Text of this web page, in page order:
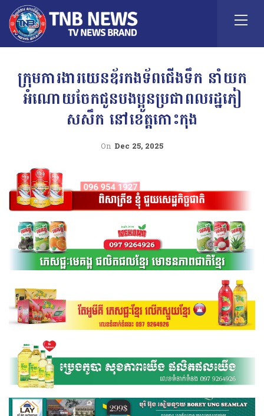
ក្រុមការងារយេនឌ័រកងទ័ពជើងទឹក នាំយក
អំណោយចែកជូនបងប្អូនប្រជាពលរដ្ឋភៀ
សសឹក នៅខេត្តកោះកុង
On Dec 25, 2025